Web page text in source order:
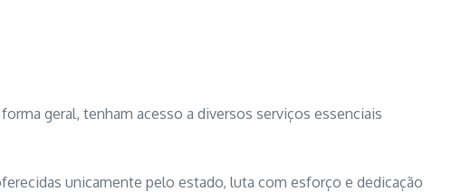
geral, tenham acesso a diversos serviços essenciais
unicamente pelo estado, luta com esforço e dedicação